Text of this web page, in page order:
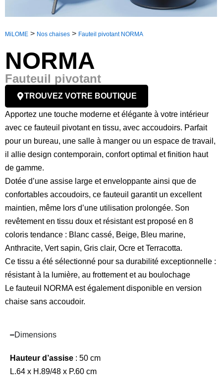
MiLOME > Nos chaises > Fauteil pivotant NORMA
NORMA
Fauteuil pivotant
TROUVEZ VOTRE BOUTIQUE
Apportez une touche moderne et élégante à votre intérieur
avec ce fauteuil pivotant en tissu, avec accoudoirs. Parfait
pour un bureau, une salle à manger ou un espace de travail,
il allie design contemporain, confort optimal et finition haut
de gamme.
Dotée d’une assise large et enveloppante ainsi que de
confortables accoudoirs, ce fauteuil garantit un excellent
maintien, même lors d’une utilisation prolongée. Son
revêtement en tissu doux et résistant est proposé en 8
coloris tendance : Blanc cassé, Beige, Bleu marine,
Anthracite, Vert sapin, Gris clair, Ocre et Terracotta.
Ce tissu a été sélectionné pour sa durabilité exceptionnelle :
résistant à la lumière, au frottement et au boulochage
Le fauteuil NORMA est également disponible en version
chaise sans accoudoir.
Dimensions
Hauteur d’assise : 50 cm
L.64 x H.89/48 x P.60 cm